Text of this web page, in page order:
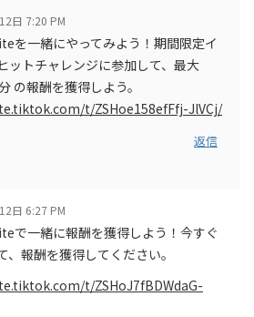
日 7:20 PM
を一緒にやってみよう！期間限定イ
ットチャレンジに参加して、最大
の報酬を獲得しよう。
t/ZSHoe158efFfj-JlVCj/
返信
日 6:27 PM
で一緒に報酬を獲得しよう！今すぐ
、報酬を獲得してください。
t/ZSHoJ7fBDWdaG-